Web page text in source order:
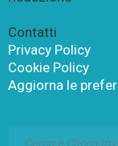
Contatti
Privacy Policy
Cookie Policy
Aggiorna le